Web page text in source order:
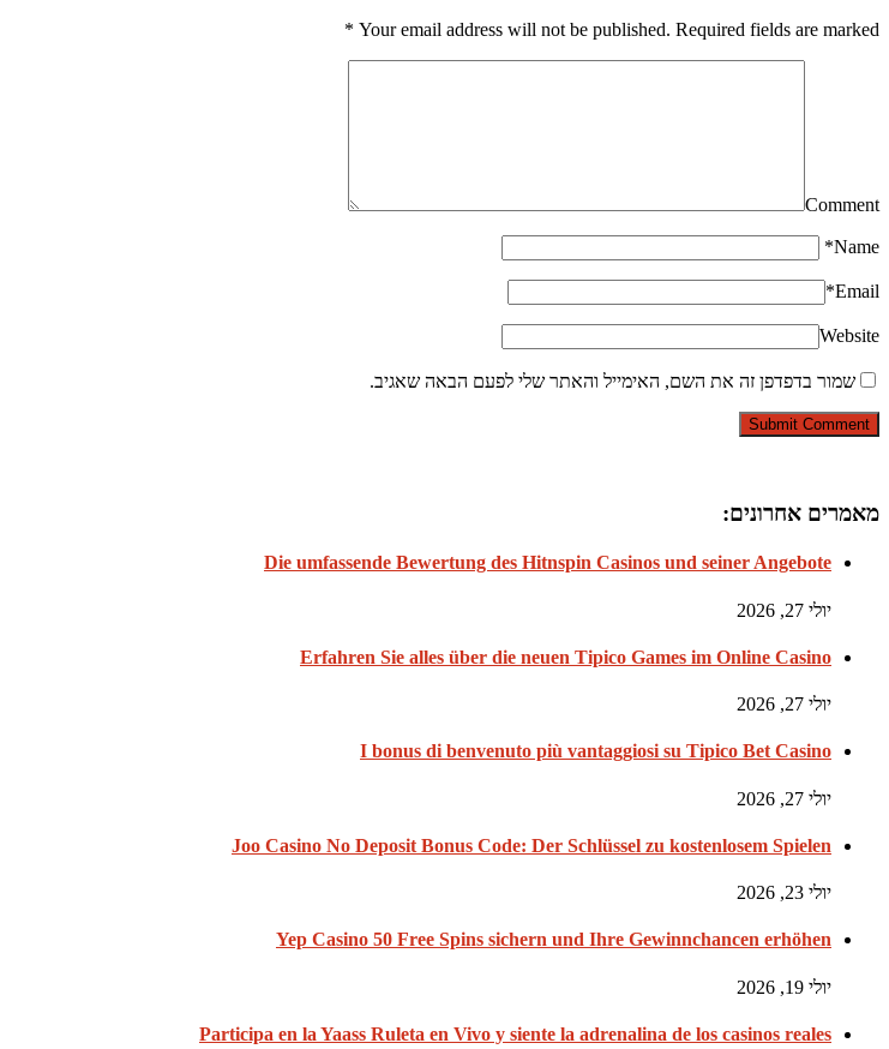
Your email address will not be published. Required fields are marked
*
Comment
Name
*
Email
*
Website
שמור בדפדפן זה את השם, האימייל והאתר שלי לפעם הבאה שאגיב.
מאמרים אחרונים:
Die umfassende Bewertung des Hitnspin Casinos und seiner Angebote
יולי 27, 2026
Erfahren Sie alles über die neuen Tipico Games im Online Casino
יולי 27, 2026
I bonus di benvenuto più vantaggiosi su Tipico Bet Casino
יולי 27, 2026
Joo Casino No Deposit Bonus Code: Der Schlüssel zu kostenlosem Spielen
יולי 23, 2026
Yep Casino 50 Free Spins sichern und Ihre Gewinnchancen erhöhen
יולי 19, 2026
Participa en la Yaass Ruleta en Vivo y siente la adrenalina de los casinos reales